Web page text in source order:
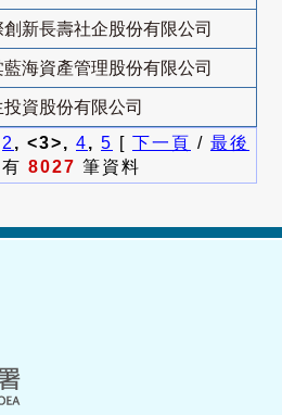
創新長壽社企股份有限公司
藍海資產管理股份有限公司
投資股份有限公司
2 , <3>, 4, 5 [ 下一頁 / 最後
8027 筆資料